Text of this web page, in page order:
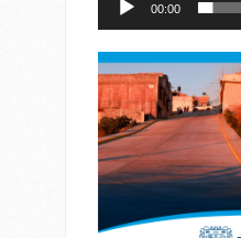
00:00